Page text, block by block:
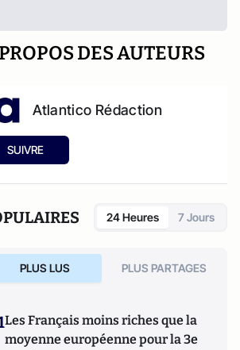
DES AUTEURS
Atlantico Rédaction
SUIVRE
24 Heures 7 Jours
PLUS LUS PLUS PARTAGES
Les Français moins riches que la
moyenne européenne pour la 3e